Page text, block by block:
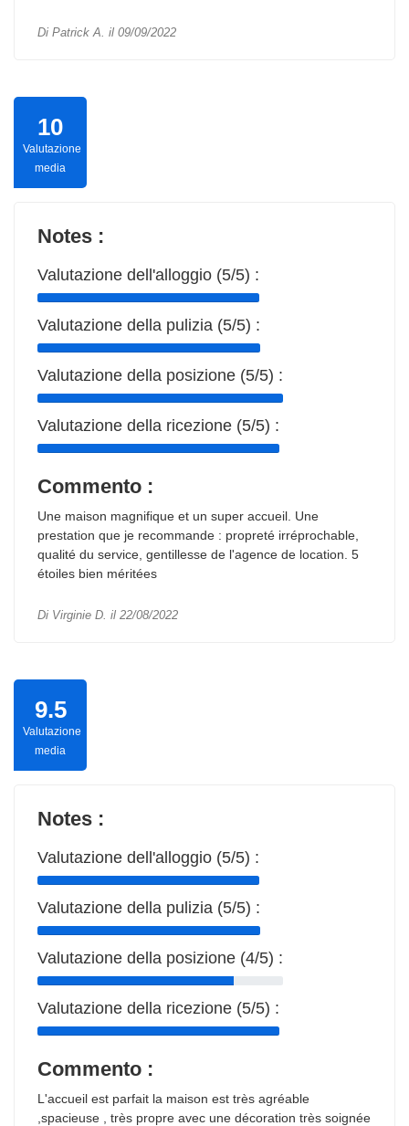
Di Patrick A. il 09/09/2022
10
Valutazione
media
Notes :
Valutazione dell'alloggio (5/5) :
Valutazione della pulizia (5/5) :
Valutazione della posizione (5/5) :
Valutazione della ricezione (5/5) :
Commento :
Une maison magnifique et un super accueil. Une
prestation que je recommande : propreté irréprochable,
qualité du service, gentillesse de l'agence de location. 5
étoiles bien méritées
Di Virginie D. il 22/08/2022
9.5
Valutazione
media
Notes :
Valutazione dell'alloggio (5/5) :
Valutazione della pulizia (5/5) :
Valutazione della posizione (4/5) :
Valutazione della ricezione (5/5) :
Commento :
L'accueil est parfait la maison est très agréable
,spacieuse , très propre avec une décoration très soignée